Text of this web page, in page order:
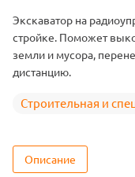
Вид
Масштаб
Аккумулятор
Экскаватор на
стройке. Поможет
земли и мусора,
дистанцию.
Строительная и
Описание